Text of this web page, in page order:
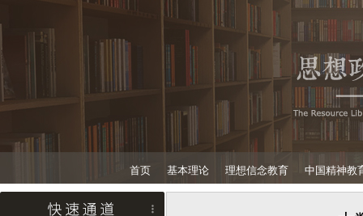
首页 基本理论 理想信念教育 中国精神教